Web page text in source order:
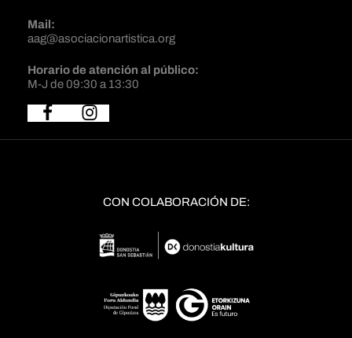
Mail:
aag@asociacionartistica.org
Horario de atención al público:
M-J de 09:30 a 13:30
CON COLABORACIÓN DE: